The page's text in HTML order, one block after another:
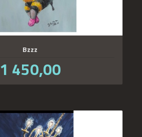
Bzzz
Pris
1 450,00mva.